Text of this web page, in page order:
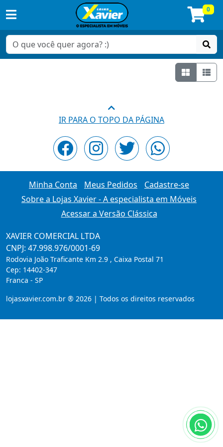
0
Grade
CompletoIR PARA O TOPO DA PÁGINA
Minha Conta Meus Pedidos
Cadastre-se
Sobre a Lojas Xavier - A especialista em Móveis
Acessar a Versão Clássica
XAVIER COMERCIAL LTDA
CNPJ: 47.998.976/0001-69
Rodovia João Traficante Km 2.9 , Caixa Postal 71
Cep: 14402-347
Franca - SP
lojasxavier.com.br ® 2026 | Todos os direitos reservados